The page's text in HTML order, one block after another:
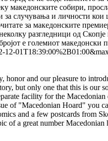
македонските собири,
за случувања и личности
за македонските
разгледници од
е големиот македонски
12-
and our pleasure to
but only one that this is our
facility for the
of "Macedonian Hoard" you
and a few postcards from
of a great number